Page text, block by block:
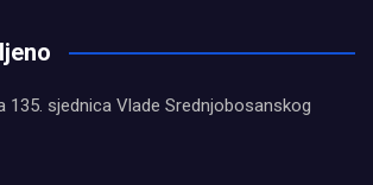
135. sjednica Vlade Srednjobosanskog